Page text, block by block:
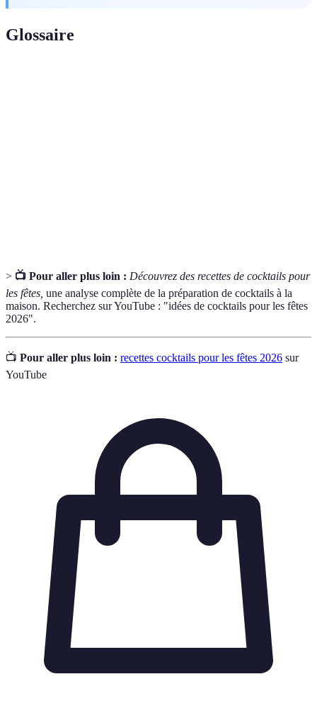
Glossaire
> 📺 Pour aller plus loin : Découvrez des recettes de cocktails pour
les fêtes, une analyse complète de la préparation de cocktails à la
maison. Recherchez sur YouTube : "idées de cocktails pour les fêtes
2026".
📺 Pour aller plus loin : recettes cocktails pour les fêtes 2026 sur
YouTube